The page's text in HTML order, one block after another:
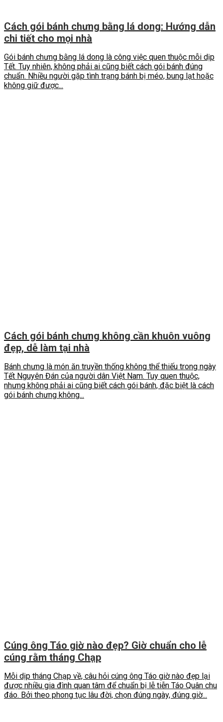
Cách gói bánh chưng bằng lá dong: Hướng dẫn
chi tiết cho mọi nhà
Gói bánh chưng bằng lá dong là công việc quen thuộc mỗi dịp
Tết. Tuy nhiên, không phải ai cũng biết cách gói bánh đúng
chuẩn. Nhiều người gặp tình trạng bánh bị méo, bung lạt hoặc
không giữ được...
Cách gói bánh chưng không cần khuôn vuông
đẹp, dễ làm tại nhà
Bánh chưng là món ăn truyền thống không thể thiếu trong ngày
Tết Nguyên Đán của người dân Việt Nam. Tuy quen thuộc,
nhưng không phải ai cũng biết cách gói bánh, đặc biệt là cách
gói bánh chưng không...
Cúng ông Táo giờ nào đẹp? Giờ chuẩn cho lễ
cúng rằm tháng Chạp
Mỗi dịp tháng Chạp về, câu hỏi cúng ông Táo giờ nào đẹp lại
được nhiều gia đình quan tâm để chuẩn bị lễ tiễn Táo Quân chu
đáo. Bởi theo phong tục lâu đời, chọn đúng ngày, đúng giờ...